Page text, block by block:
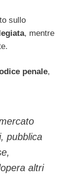
sullo
, mentre
penale,
pubblica
altri